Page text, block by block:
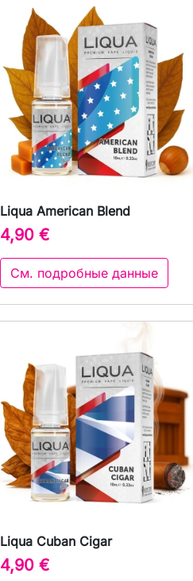
 Быстрый просмотр
Liqua American Blend
4,90 €
См. подробные данные
 Быстрый просмотр
Liqua Cuban Cigar
4,90 €